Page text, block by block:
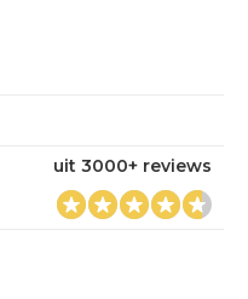
uit 3000+ reviews